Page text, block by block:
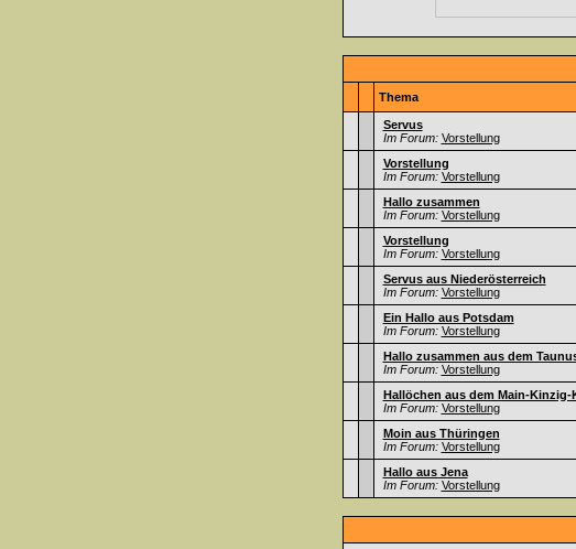
Thema
Servus
Im Forum: Vorstellung
Vorstellung
Im Forum: Vorstellung
Hallo zusammen
Im Forum: Vorstellung
Vorstellung
Im Forum: Vorstellung
Servus aus Niederösterreich
Im Forum: Vorstellung
Ein Hallo aus Potsdam
Im Forum: Vorstellung
Hallo zusammen aus dem
Im Forum: Vorstellung
Hallöchen aus dem Main-Kinzig-
Im Forum: Vorstellung
Moin aus Thüringen
Im Forum: Vorstellung
Hallo aus Jena
Im Forum: Vorstellung